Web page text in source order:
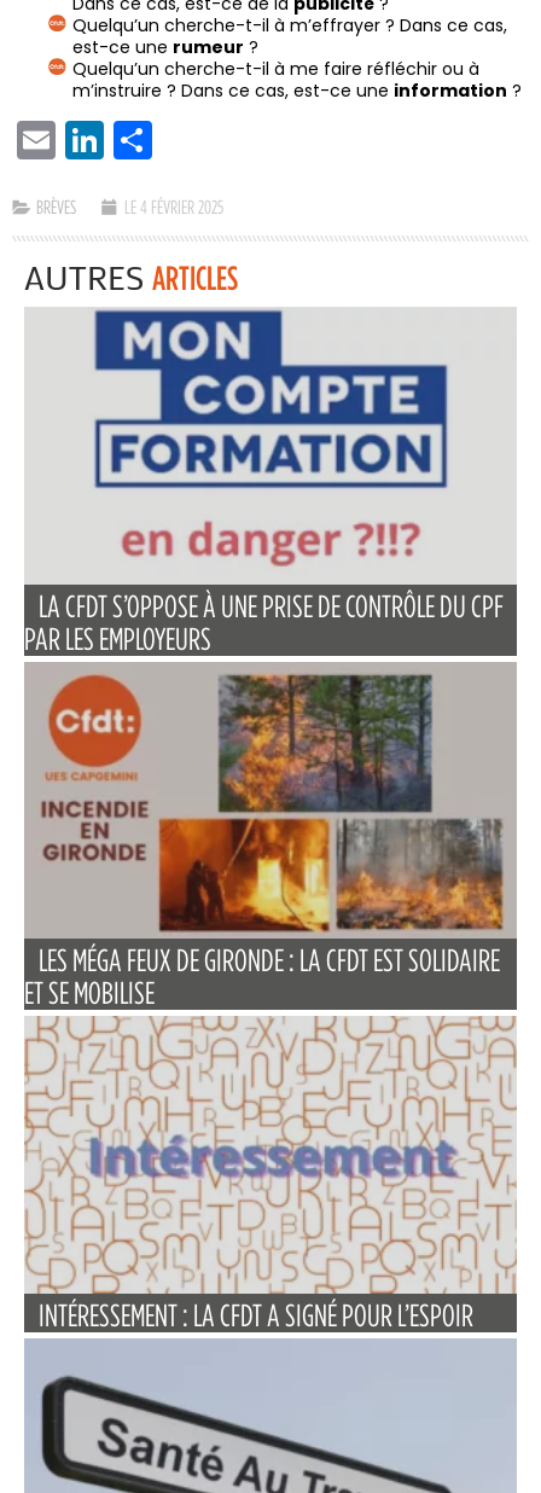
Quelqu’un cherche-t-il à m’effrayer ? Dans ce cas,
est-ce une rumeur ?
Quelqu’un cherche-t-il à me faire réfléchir ou à
m’instruire ? Dans ce cas, est-ce une information ?
EMAIL LINKEDIN
BRÈVES LE 4 FÉVRIER 2025
AUTRES ARTICLES
LA CFDT S’OPPOSE À UNE PRISE DE CONTRÔLE DU CPF
PAR LES EMPLOYEURS
LES MÉGA FEUX DE GIRONDE : LA CFDT EST SOLIDAIRE
ET SE MOBILISE
INTÉRESSEMENT : LA CFDT A SIGNÉ POUR L’ESPOIR